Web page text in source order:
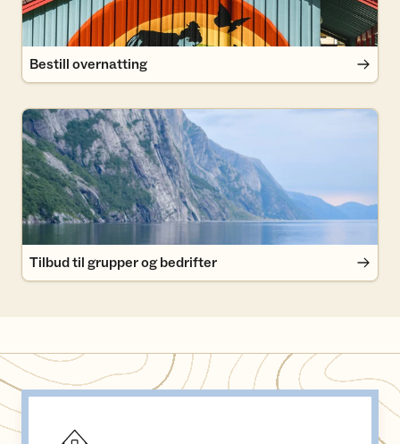
Bestill overnatting
Tilbud til grupper og bedrifter
Tilbud til grupper og bedrifter